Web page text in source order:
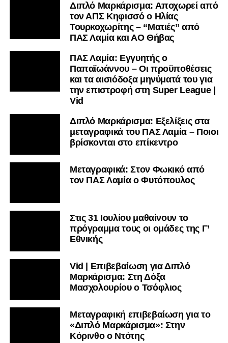
Διπλό Μαρκάρισμα: Αποχωρεί από
τον ΑΠΣ Κηφισσό ο Ηλίας
Τουρκοχωρίτης – “Ματιές” από
ΠΑΣ Λαμία και ΑΟ Θήβας
ΠΑΣ Λαμία: Εγγυητής ο
Παπαϊωάννου – Οι προϋποθέσεις
και τα αισιόδοξα μηνύματά του για
την επιστροφή στη Super League |
Vid
Διπλό Μαρκάρισμα: Εξελίξεις στα
μεταγραφικά του ΠΑΣ Λαμία – Ποιοι
βρίσκονται στο επίκεντρο
Μεταγραφικά: Στον Φωκικό από
τον ΠΑΣ Λαμία ο Φυτόπουλος
Στις 31 Ιουλίου μαθαίνουν το
πρόγραμμα τους οι ομάδες της Γ’
Εθνικής
Vid | Επιβεβαίωση για Διπλό
Μαρκάρισμα: Στη Δόξα
Μασχολουρίου ο Τσόφλιος
Μεταγραφική επιβεβαίωση για το
«Διπλό Μαρκάρισμα»: Στην
Κόρινθο ο Ντότης